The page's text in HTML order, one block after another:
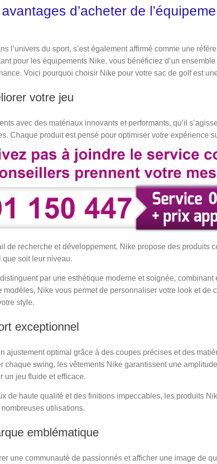
d’acheter de
l’univers du sport, s’est également affirmé comme une
pour les équipements Nike, vous bénéficiez d’un
Voici pourquoi choisir Nike pour votre sac de golf est
votre jeu
avec des matériaux innovants et performants, qu’il
Chaque produit est pensé pour optimiser votre expérience
de recherche et développement, Nike propose des produits
que soit leur niveau.
par une esthétique moderne et soignée, combinant
modèles, Nike vous permet de personnaliser votre look et de
style.
exceptionnel
ajustement optimal grâce à des coupes précises et des
chaque swing, les vêtements Nike garantissent une
un jeu fluide et efficace.
de haute qualité et des finitions impeccables, les produits
utilisations.
emblématique
une communauté de passionnés et afficher une image de